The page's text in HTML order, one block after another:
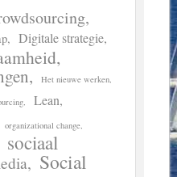
Digitale strategie
Het nieuwe werken
Lean
organizational change
sociaal
Social